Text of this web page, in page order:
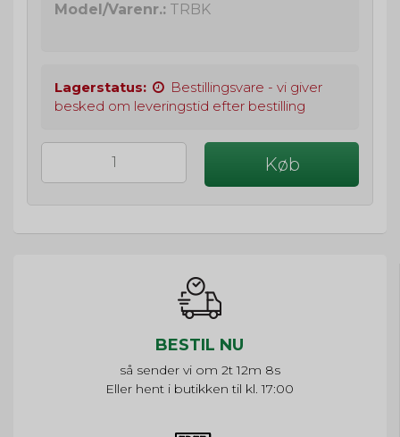
Model/Varenr.: TRBK
Lagerstatus:
Bestillingsvare - vi giver
besked om leveringstid efter bestilling
Køb
BESTIL NU
så sender vi om 2t 12m 7s
Eller hent i butikken til kl. 17:00